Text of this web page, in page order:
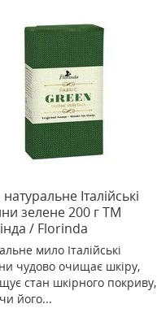
Італійські
зелене 200 г TM
/ Florinda
мило Італійські
чудово очищає шкіру,
стан шкірного покриву,
його...